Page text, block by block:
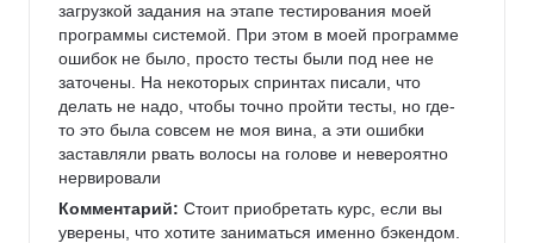
загрузкой задания на этапе тестирования моей
программы системой. При этом в моей программе
ошибок не было, просто тесты были под нее не
заточены. На некоторых спринтах писали, что
делать не надо, чтобы точно пройти тесты, но где-
то это была совсем не моя вина, а эти ошибки
заставляли рвать волосы на голове и невероятно
нервировали
Комментарий: Стоит приобретать курс, если вы
уверены, что хотите заниматься именно бэкендом.